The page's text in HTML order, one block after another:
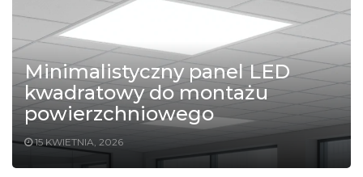
Minimalistyczny panel LED
kwadratowy do montażu
powierzchniowego
15 KWIETNIA, 2026